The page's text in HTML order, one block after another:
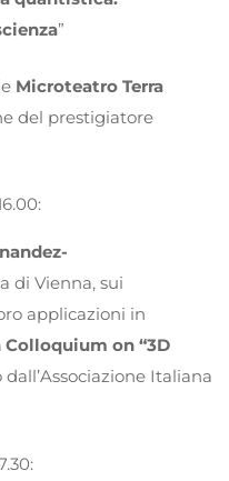
”
Microteatro Terra
del prestigiatore
di Vienna, sui
applicazioni in
Colloquium on “3D
Italiana